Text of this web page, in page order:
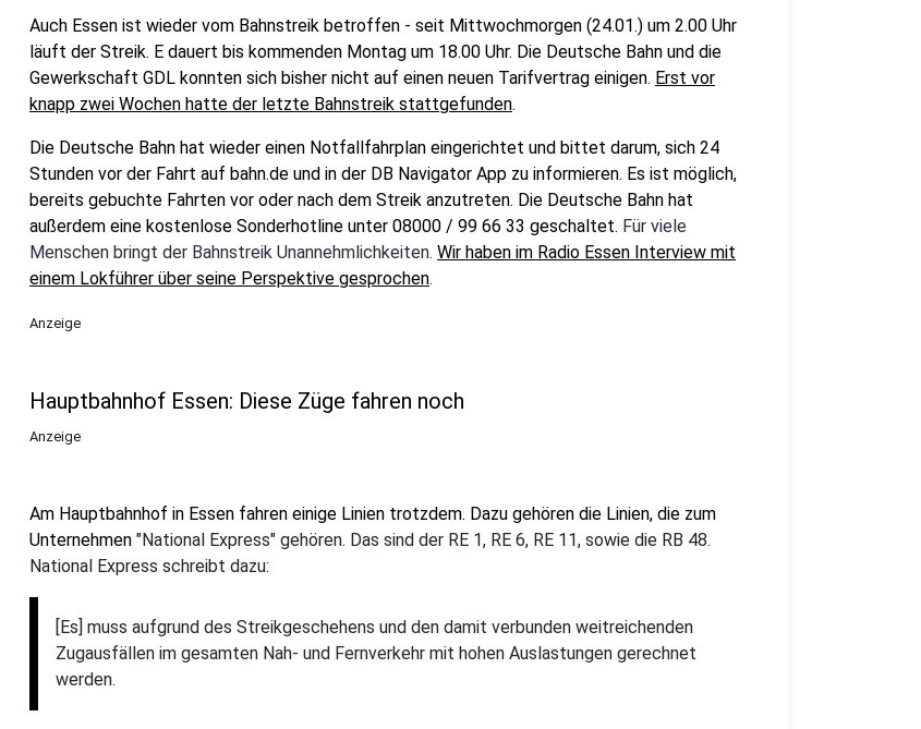
Auch Essen ist wieder vom Bahnstreik betroffen - seit Mittwochmorgen (24.01.) um 2.00 Uhr
läuft der Streik. E dauert bis kommenden Montag um 18.00 Uhr. Die Deutsche Bahn und die
Gewerkschaft GDL konnten sich bisher nicht auf einen neuen Tarifvertrag einigen. Erst vor
knapp zwei Wochen hatte der letzte Bahnstreik stattgefunden.
Die Deutsche Bahn hat wieder einen Notfallfahrplan eingerichtet und bittet darum, sich 24
Stunden vor der Fahrt auf bahn.de und in der DB Navigator App zu informieren. Es ist möglich,
bereits gebuchte Fahrten vor oder nach dem Streik anzutreten. Die Deutsche Bahn hat
außerdem eine kostenlose Sonderhotline unter 08000 / 99 66 33 geschaltet. Für viele
Menschen bringt der Bahnstreik Unannehmlichkeiten. Wir haben im Radio Essen Interview mit
einem Lokführer über seine Perspektive gesprochen.
Anzeige
Hauptbahnhof Essen: Diese Züge fahren noch
Anzeige
Am Hauptbahnhof in Essen fahren einige Linien trotzdem. Dazu gehören die Linien, die zum
Unternehmen "National Express" gehören. Das sind der RE 1, RE 6, RE 11, sowie die RB 48.
National Express schreibt dazu:
[Es] muss aufgrund des Streikgeschehens und den damit verbunden weitreichenden
Zugausfällen im gesamten Nah- und Fernverkehr mit hohen Auslastungen gerechnet
werden.